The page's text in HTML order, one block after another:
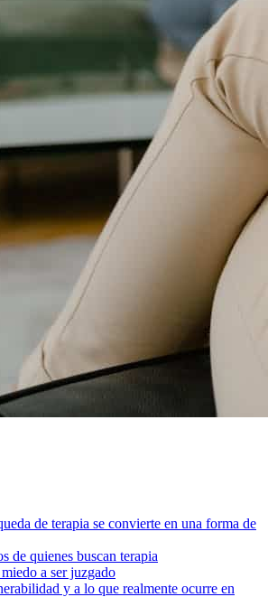
de terapia se convierte en una forma de
de quienes buscan terapia
a ser juzgado
y a lo que realmente ocurre en